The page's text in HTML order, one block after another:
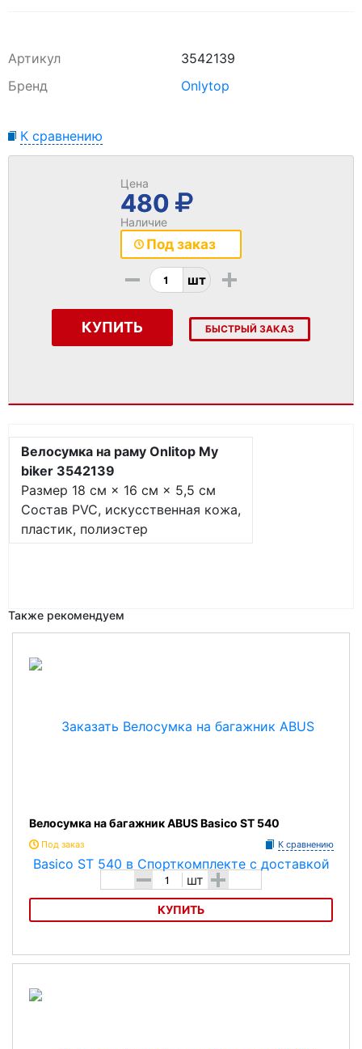
Артикул
3542139
Бренд
Onlytop
К сравнению
Цена
480
Наличие
Под заказ
- шт +
КУПИТЬ БЫСТРЫЙ ЗАКАЗ
Велосумка на раму Onlitop My
biker 3542139
Размер 18 см × 16 см × 5,5 см
Состав PVC, искусственная кожа,
пластик, полиэстер
Также рекомендуем
Велосумка на багажник ABUS Basico ST 540
Под заказ К сравнению
- шт +
КУПИТЬ
Велосумка на багажник ABUS Basico ST 540